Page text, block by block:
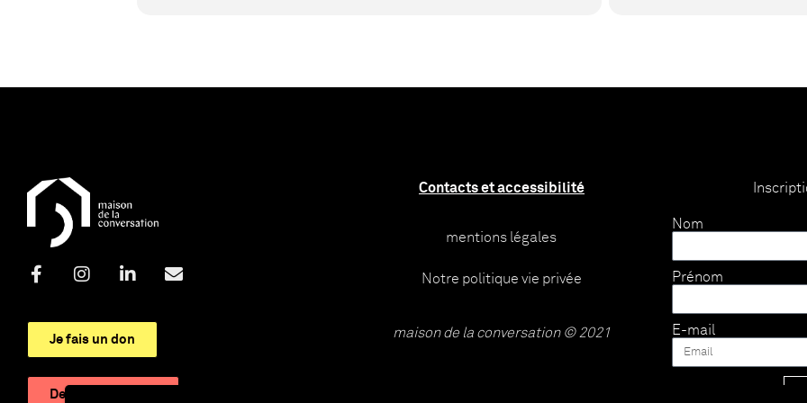
Je fais un don
Devenir adhérent
Contacts et accessibilité
mentions légales
Notre politique vie privée
maison de la conversation © 2021
Nom
Prénom
E-mail